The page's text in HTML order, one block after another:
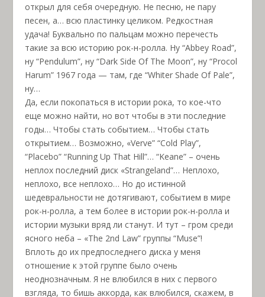
открыл для себя очередную. Не песню, не пару
песен, а… всю пластинку целиком. Редкостная
удача! Буквально по пальцам можно перечесть
такие за всю историю рок-н-ролла. Ну “Abbey Road”,
ну “Pendulum”, ну “Dark Side Of The Moon”, ну “Procol
Harum” 1967 года — там, где “Whiter Shade Of Pale”,
ну…
Да, если покопаться в истории рока, то кое-что
еще можно найти, но вот чтобы в эти последние
годы… Чтобы стать событием… Чтобы стать
открытием… Возможно, «Verve” “Cold Play”,
“Placebo” “Running Up That Hill”… “Keane” – очень
неплох последний диск «Strangeland”… Неплохо,
неплохо, все неплохо… Но до истинной
шедевральности не дотягивают, событием в мире
рок-н-ролла, а тем более в истории рок-н-ролла и
истории музыки вряд ли станут. И тут – гром среди
ясного неба – «The 2nd Law” группы “Muse”!
Вплоть до их предпоследнего диска у меня
отношение к этой группе было очень
неоднозначным. Я не влюбился в них с первого
взгляда, то бишь аккорда, как влюбился, скажем, в